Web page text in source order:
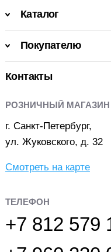
Каталог
Покупателю
Контакты
РОЗНИЧНЫЙ МАГАЗИН
г. Санкт-Петербург,
ул. Жуковского, д. 32
Смотреть на карте
ТЕЛЕФОН
+7 812 579